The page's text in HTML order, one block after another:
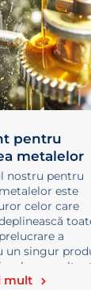
pentru
metalelor
nostru pentru
este
celor care
a
un singur
mult